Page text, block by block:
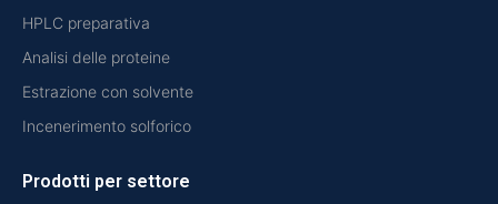
HPLC preparativa
Analisi delle proteine
Estrazione con solvente
Incenerimento solforico
Prodotti per settore